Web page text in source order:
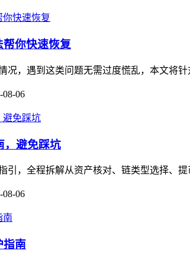
你快速恢复
况，遇到这类问题无需过度慌乱，本文将
08-06
，避免踩坑
引，全程拆解从资产核对、链类型选择、
08-06
指南